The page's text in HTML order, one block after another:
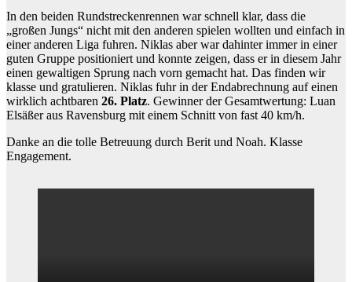
In den beiden Rundstreckenrennen war schnell klar, dass die
„großen Jungs“ nicht mit den anderen spielen wollten und einfach in
einer anderen Liga fuhren. Niklas aber war dahinter immer in einer
guten Gruppe positioniert und konnte zeigen, dass er in diesem Jahr
einen gewaltigen Sprung nach vorn gemacht hat. Das finden wir
klasse und gratulieren. Niklas fuhr in der Endabrechnung auf einen
wirklich achtbaren 26. Platz. Gewinner der Gesamtwertung: Luan
Elsäßer aus Ravensburg mit einem Schnitt von fast 40 km/h.
Danke an die tolle Betreuung durch Berit und Noah. Klasse
Engagement.